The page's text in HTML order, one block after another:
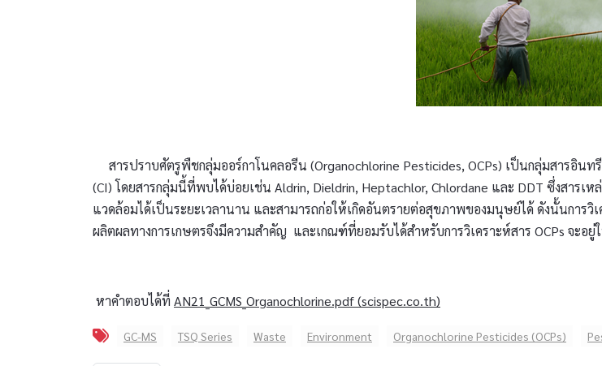
สารปราบศัตรูพืชกลุ่มออร์กาโนคลอรีน (Organochlorine Pesticides, OCPs) เป็นกลุ่มสารอินท
(CI) โดยสารกลุ่มนี้ที่พบได้บ่อยเช่น Aldrin, Dieldrin, Heptachlor, Chlordane และ DDT ซึ่งสาร
แวดล้อมได้เป็นระยะเวลานาน และสามารถก่อให้เกิดอันตรายต่อสุขภาพของมนุษย์ได้ ดังนั้นการ
ผลิตผลทางการเกษตรจึงมีความสำคัญ และเกณฑ์ที่ยอมรับได้สำหรับการวิเคราะห์สาร OCPs จะอ
หาคำตอบได้ที่ AN21_GCMS_Organochlorine.pdf (scispec.co.th)
GC-MS TSQ Series Waste Environment Organochlorine Pesticides (OCPs)